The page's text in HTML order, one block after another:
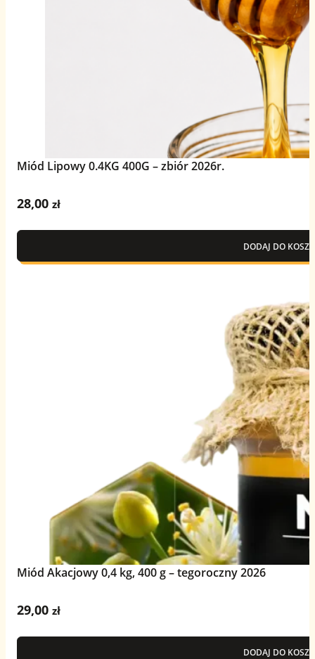
Miód Lipowy 0.4KG 400G – zbiór 2026r.
28,00zł
DODAJ DO
Miód Akacjowy 0,4 kg, 400 g – tegoroczny 2026
29,00zł
DODAJ DO